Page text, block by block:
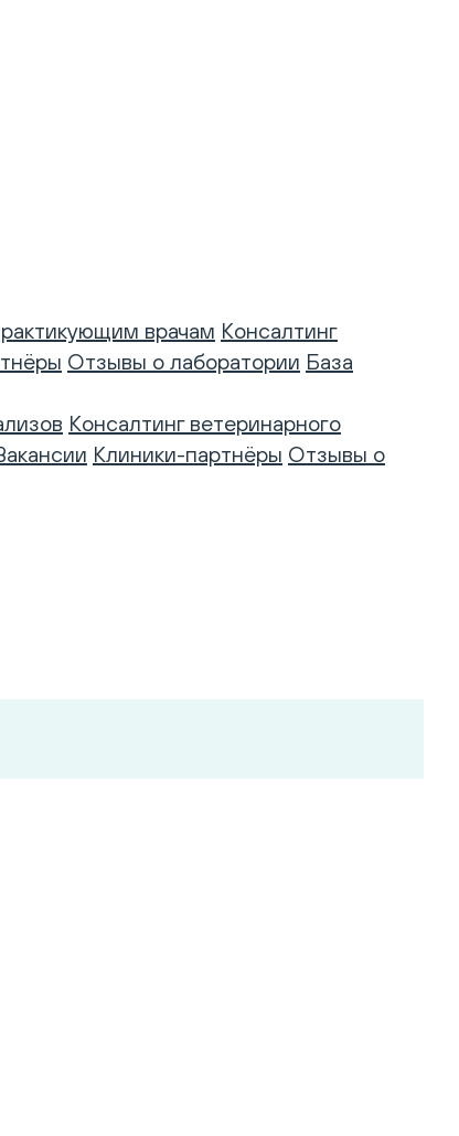
врачам Консалтинг
Отзывы о лаборатории База
Консалтинг ветеринарного
Клиники-партнёры Отзывы о